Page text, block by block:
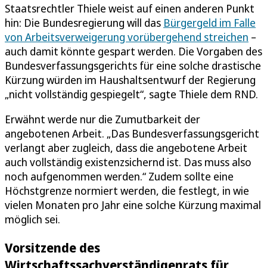
Staatsrechtler Thiele weist auf einen anderen Punkt
hin: Die Bundesregierung will das Bürgergeld im Falle
von Arbeitsverweigerung vorübergehend streichen –
auch damit könnte gespart werden. Die Vorgaben des
Bundes­verfassungsgerichts für eine solche drastische
Kürzung würden im Haushaltsentwurf der Regierung
„nicht vollständig gespiegelt“, sagte Thiele dem RND.
Erwähnt werde nur die Zumutbarkeit der
angebotenen Arbeit. „Das Bundes­verfassungsgericht
verlangt aber zugleich, dass die angebotene Arbeit
auch vollständig existenzsichernd ist. Das muss also
noch aufgenommen werden.“ Zudem sollte eine
Höchstgrenze normiert werden, die festlegt, in wie
vielen Monaten pro Jahr eine solche Kürzung maximal
möglich sei.
Vorsitzende des